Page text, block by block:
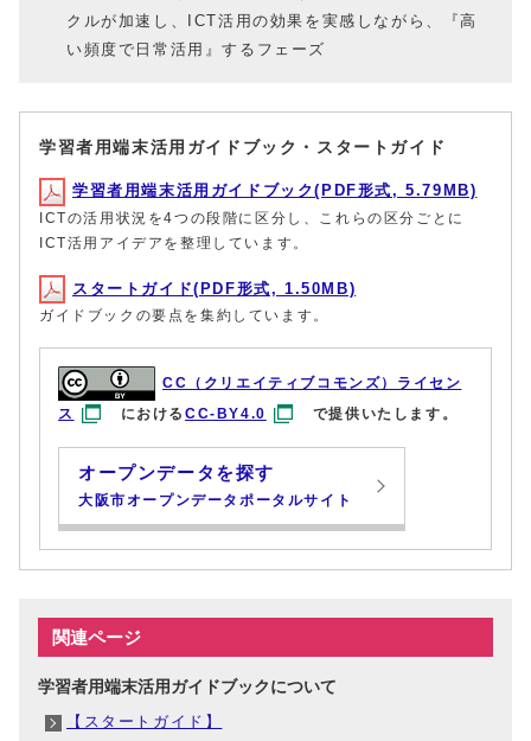
クルが加速し、ICT活用の効果を実感しながら、『高
い頻度で日常活用』するフェーズ
学習者用端末活用ガイドブック・スタートガイド
学習者用端末活用ガイドブック(PDF形式, 5.79MB)
ICTの活用状況を4つの段階に区分し、これらの区分ごとに
ICT活用アイデアを整理しています。
スタートガイド(PDF形式, 1.50MB)
ガイドブックの要点を集約しています。
CC（クリエイティブコモンズ）ライセン
ス
におけるCC-BY4.0 で提供いたします。
オープンデータを探す
大阪市オープンデータポータルサイト
関連ページ
学習者用端末活用ガイドブックについて
【スタートガイド】